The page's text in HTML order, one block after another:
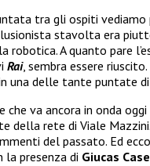
tra gli ospiti vediamo
stavolta era
robotica. A quanto pare
Rai, sembra essere
una delle tante puntate di
che va ancora in onda oggi
della rete di Viale
del passato. Ed
la presenza di Giucas